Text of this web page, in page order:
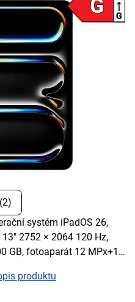
(2)
systém iPadOS 26,
2752 × 2064 120 Hz,
GB, fotoaparát 12 MPx+12
produktu